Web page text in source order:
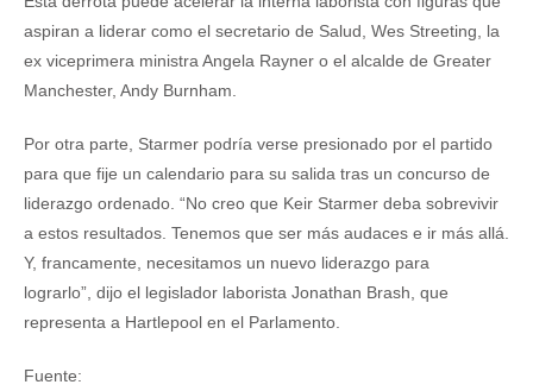
aspiran a liderar como el secretario de Salud, Wes Streeting, la
ex viceprimera ministra Angela Rayner o el alcalde de Greater
Manchester, Andy Burnham.
Por otra parte, Starmer podría verse presionado por el partido
para que fije un calendario para su salida tras un concurso de
liderazgo ordenado. “No creo que Keir Starmer deba sobrevivir
a estos resultados. Tenemos que ser más audaces e ir más allá.
Y, francamente, necesitamos un nuevo liderazgo para
lograrlo”, dijo el legislador laborista Jonathan Brash, que
representa a Hartlepool en el Parlamento.
Fuente: